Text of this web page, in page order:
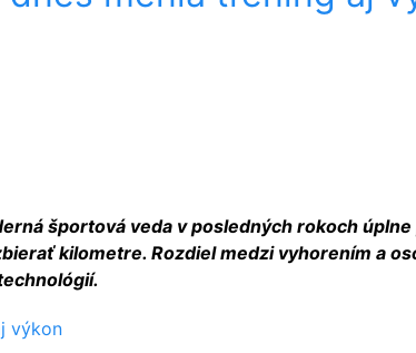
športová veda v posledných rokoch
kilometre. Rozdiel medzi vyhorením a
výkon